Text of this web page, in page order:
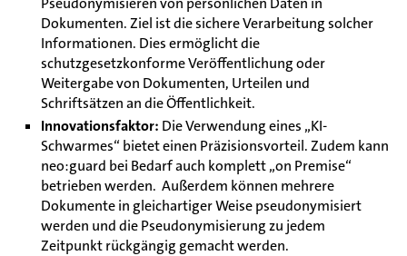
Dokumenten. Ziel ist die sichere Verarbeitung solcher
Informationen. Dies ermöglicht die
schutzgesetzkonforme Veröffentlichung oder
Weitergabe von Dokumenten, Urteilen und
Schriftsätzen an die Öffentlichkeit.
Innovationsfaktor: Die Verwendung eines „KI-
Schwarmes“ bietet einen Präzisionsvorteil. Zudem kann
neo:guard bei Bedarf auch komplett „on Premise“
betrieben werden. Außerdem können mehrere
Dokumente in gleichartiger Weise pseudonymisiert
werden und die Pseudonymisierung zu jedem
Zeitpunkt rückgängig gemacht werden.